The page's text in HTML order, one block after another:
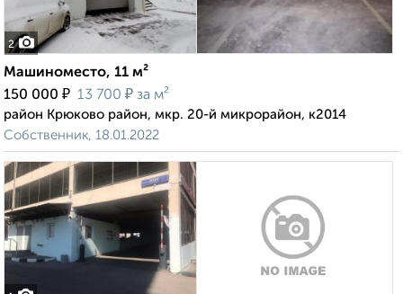
2
Машиноместо, 11 м²
150 000 ₽ 13 700 ₽ за м²
район Крюково район, мкр. 20-й микрорайон, к2014
Собственник, 18.01.2022